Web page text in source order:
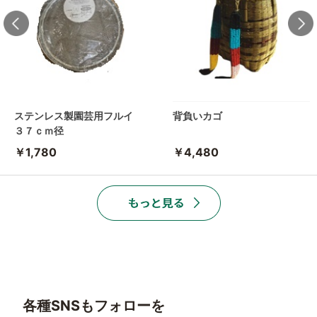
ステンレス製園芸用フルイ
３７ｃｍ径
￥1,780
背負いカゴ
￥4,480
各種SNSもフォローを